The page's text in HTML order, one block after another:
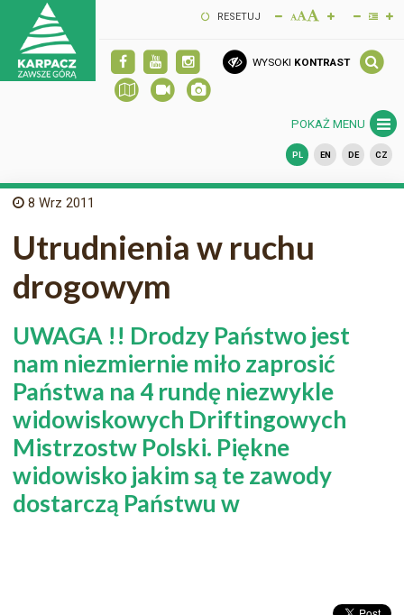
RESETUJ
WYSOKI KONTRAST
POKAŻ MENU
PL EN DE CZ
8 Wrz 2011
Utrudnienia w ruchu
drogowym
UWAGA !! Drodzy Państwo jest
nam niezmiernie miło zaprosić
Państwa na 4 rundę niezwykle
widowiskowych Driftingowych
Mistrzostw Polski. Piękne
widowisko jakim są te zawody
dostarczą Państwu w